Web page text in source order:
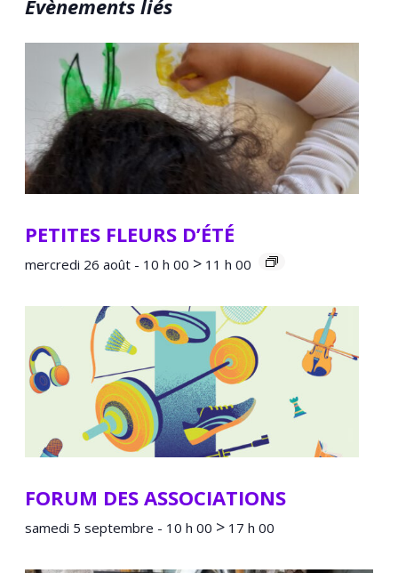
Évènements liés
PETITES FLEURS D’ÉTÉ
mercredi 26 août - 10 h 00 > 11 h 00
FORUM DES ASSOCIATIONS
samedi 5 septembre - 10 h 00 > 17 h 00